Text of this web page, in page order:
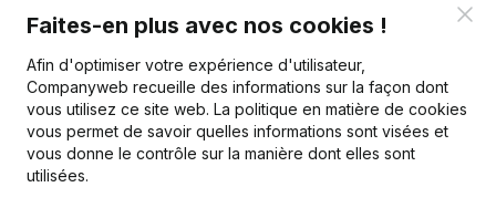
Publicationsde Leef Lief
Date Publication
Rubrique Constitution (Nouvelle
Faites-en plus avec nos cookies !
Afin d'optimiser votre expérience d'utilisateur,
Companyweb recueille des informations sur la façon dont
vous utilisez ce site web. La politique en matière de cookies
vous permet de savoir quelles informations sont visées et
vous donne le contrôle sur la manière dont elles sont
utilisées.